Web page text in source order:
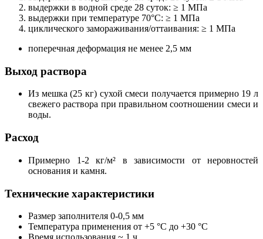
выдержки в водной среде 28 суток: ≥ 1 МПа
выдержки при температуре 70°C: ≥ 1 МПа
циклического замораживания/оттаивания: ≥ 1 МПа
поперечная деформация не менее 2,5 мм
Выход раствора
Из мешка (25 кг) сухой смеси получается примерно 19 л
свежего раствора при правильном соотношении смеси и
воды.
Расход
Примерно 1-2 кг/м² в зависимости от неровностей
основания и камня.
Технические характеристики
Размер заполнителя 0-0,5 мм
Температура применения от +5 °С до +30 °С